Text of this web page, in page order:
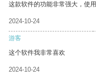
这款软件的功能非常强大，使
2024-10-24
游客
这个软件我非常喜欢
2024-10-24